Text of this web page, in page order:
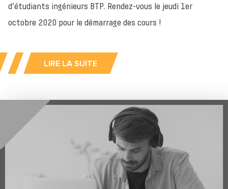
d’étudiants ingénieurs BTP. Rendez-vous le jeudi 1er
octobre 2020 pour le démarrage des cours !
LIRE LA SUITE